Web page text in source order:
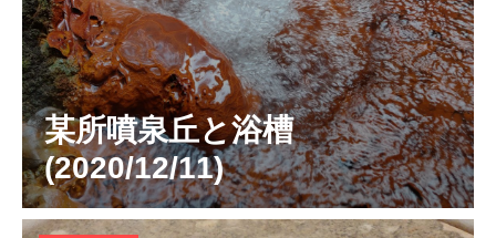
某所噴泉丘と浴槽
(2020/12/11)